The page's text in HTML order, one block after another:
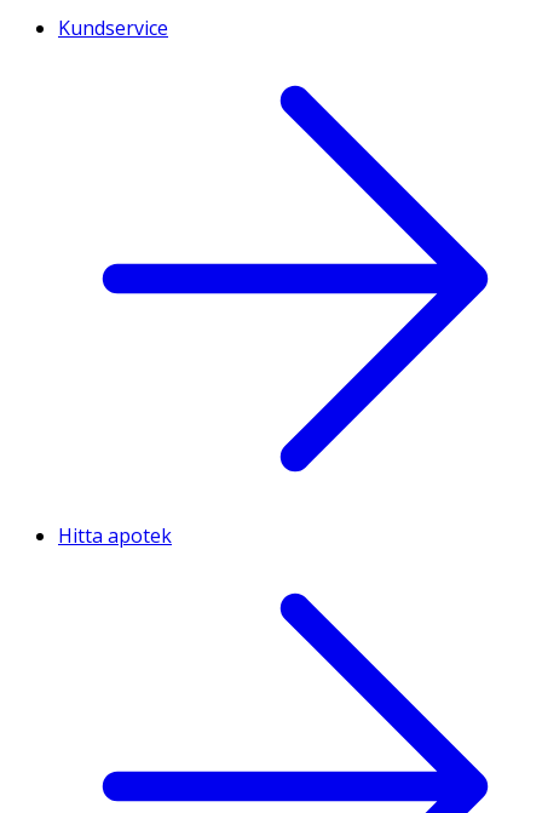
Kundservice
Hitta apotek